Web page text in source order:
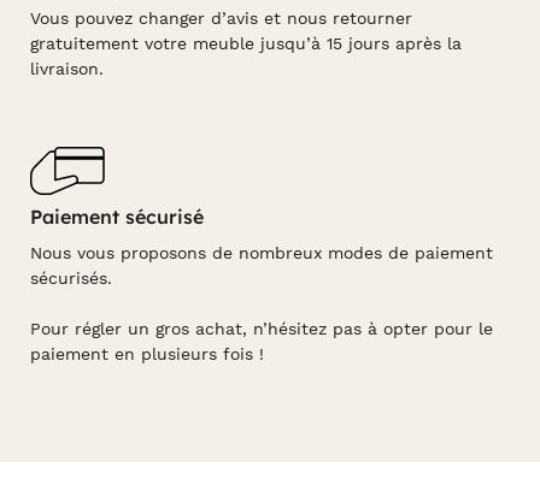
Vous pouvez changer d’avis et nous retourner
gratuitement votre meuble jusqu’à 15 jours après la
livraison.
Paiement sécurisé
Nous vous proposons de nombreux modes de paiement
sécurisés.
Pour régler un gros achat, n’hésitez pas à opter pour le
paiement en plusieurs fois !